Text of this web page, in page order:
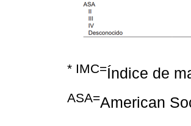
* IMC=Índice de
ASA=American